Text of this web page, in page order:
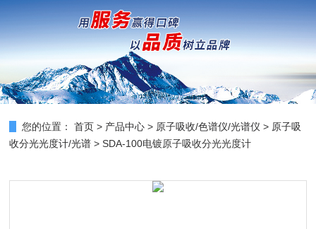
您的位置： 首页 > 产品中心 > 原子吸收/色谱仪/光谱仪 > 原子吸
收分光光度计/光谱 > SDA-100电镀原子吸收分光光度计